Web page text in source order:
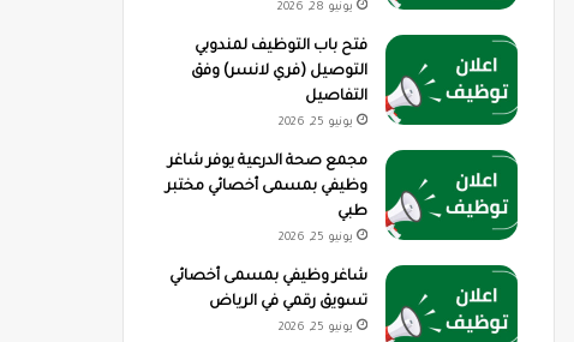
يونيو 28, 2026
فتح باب التوظيف لمندوبي
التوصيل (فري لانسر) وفق
التفاصيل
يونيو 25, 2026
مجمع صحة الدرعية يوفر شاغر
وظيفي بمسمى أخصائي مختبر
طبي
يونيو 25, 2026
شاغر وظيفي بمسمى أخصائي
تسويق رقمي في الرياض
يونيو 25, 2026